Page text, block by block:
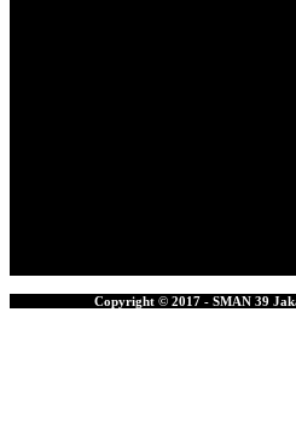
Copyright © 2017 - SMAN 39